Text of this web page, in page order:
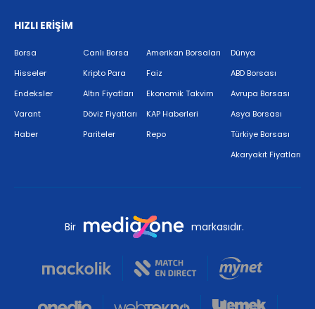
HIZLI ERİŞİM
Borsa
Hisseler
Endeksler
Varant
Haber
Canlı Borsa
Kripto Para
Altın Fiyatları
Döviz Fiyatları
Pariteler
Amerikan Borsaları
Faiz
Ekonomik Takvim
KAP Haberleri
Repo
Dünya
ABD Borsası
Avrupa Borsası
Asya Borsası
Türkiye Borsası
Akaryakıt Fiyatları
Bir markasıdır.